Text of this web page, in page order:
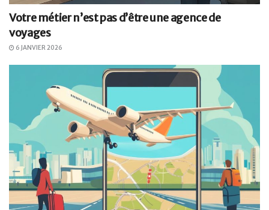
Votre métier n’est pas d’être une agence de
voyages
6 JANVIER 2026